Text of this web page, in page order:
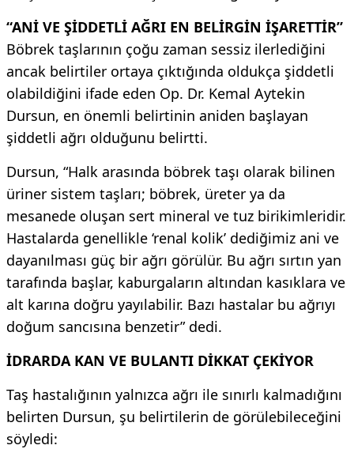
“ANİ VE ŞİDDETLİ AĞRI EN BELİRGİN İŞARETTİR”
Böbrek taşlarının çoğu zaman sessiz ilerlediğini
ancak belirtiler ortaya çıktığında oldukça şiddetli
olabildiğini ifade eden Op. Dr. Kemal Aytekin
Dursun, en önemli belirtinin aniden başlayan
şiddetli ağrı olduğunu belirtti.
Dursun, “Halk arasında böbrek taşı olarak bilinen
üriner sistem taşları; böbrek, üreter ya da
mesanede oluşan sert mineral ve tuz birikimleridir.
Hastalarda genellikle ‘renal kolik’ dediğimiz ani ve
dayanılması güç bir ağrı görülür. Bu ağrı sırtın yan
tarafında başlar, kaburgaların altından kasıklara ve
alt karına doğru yayılabilir. Bazı hastalar bu ağrıyı
doğum sancısına benzetir” dedi.
İDRARDA KAN VE BULANTI DİKKAT ÇEKİYOR
Taş hastalığının yalnızca ağrı ile sınırlı kalmadığını
belirten Dursun, şu belirtilerin de görülebileceğini
söyledi: